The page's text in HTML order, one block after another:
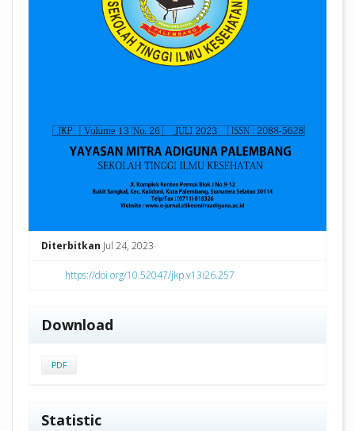
Diterbitkan Jul 24, 2023
https://doi.org/10.52047/jkp.v13i26.257
Download
PDF
Statistic